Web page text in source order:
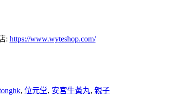
: https://www.wyteshop.com/
, 位元堂, 安宮牛黃丸, 親子